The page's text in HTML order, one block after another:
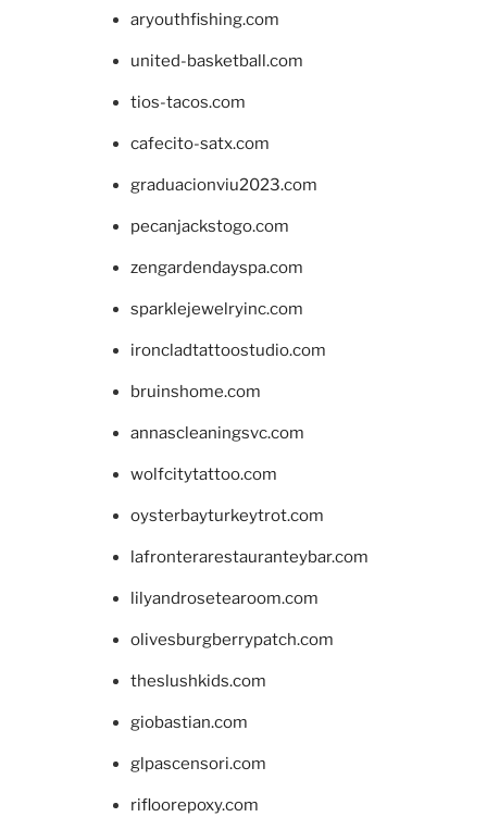
aryouthfishing.com
united-basketball.com
tios-tacos.com
cafecito-satx.com
graduacionviu2023.com
pecanjackstogo.com
zengardendayspa.com
sparklejewelryinc.com
ironcladtattoostudio.com
bruinshome.com
annascleaningsvc.com
wolfcitytattoo.com
oysterbayturkeytrot.com
lafronterarestauranteybar.com
lilyandrosetearoom.com
olivesburgberrypatch.com
theslushkids.com
giobastian.com
glpascensori.com
rifloorepoxy.com